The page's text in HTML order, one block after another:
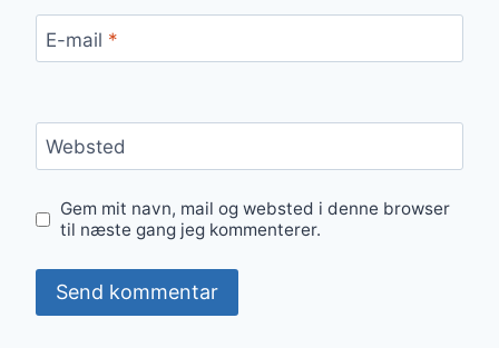
E-mail *
Websted
Gem mit navn, mail og websted i denne browser
til næste gang jeg kommenterer.